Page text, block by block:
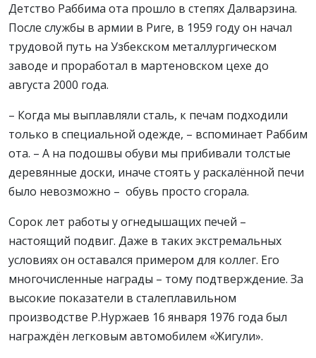
Детство Раббима ота прошло в степях Далварзина.
После службы в армии в Риге, в 1959 году он начал
трудовой путь на Узбекском металлургическом
заводе и проработал в мартеновском цехе до
августа 2000 года.
– Когда мы выплавляли сталь, к печам подходили
только в специальной одежде, – вспоминает Раббим
ота. – А на подошвы обуви мы прибивали толстые
деревянные доски, иначе стоять у раскалённой печи
было невозможно – обувь просто сгорала.
Сорок лет работы у огнедышащих печей –
настоящий подвиг. Даже в таких экстремальных
условиях он оставался примером для коллег. Его
многочисленные награды – тому подтверждение. За
высокие показатели в сталеплавильном
производстве Р.Нуржаев 16 января 1976 года был
награждён легковым автомобилем «Жигули».